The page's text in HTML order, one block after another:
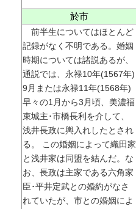
於市
前半生についてはほとんど
記録がなく不明である。婚姻
時期については諸説あるが、
通説では、永禄10年(1567年)
9月または永禄11年(1568年)
早々の1月から3月頃、美濃福
束城主･市橋長利を介して、
浅井長政に輿入れしたとされ
る。 この婚姻によって織田家
と浅井家は同盟を結んだ。な
お、長政は主家である六角家
臣･平井定武との婚約がなさ
れていたが、市との婚姻によ